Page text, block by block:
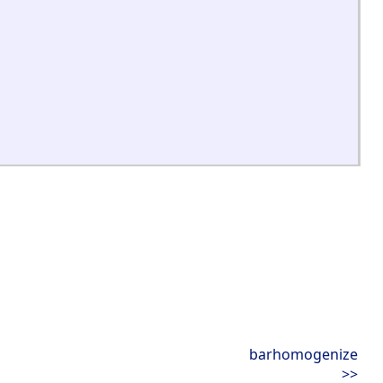
barhomogenize
>>